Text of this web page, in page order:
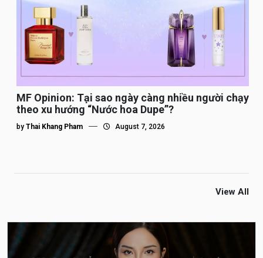
MF Opinion: Tại sao ngày càng nhiều người chạy
theo xu hướng “Nước hoa Dupe”?
by Thai Khang Pham August 7, 2026
View All